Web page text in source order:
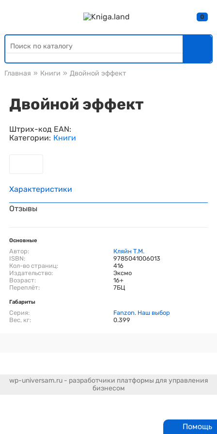
0
Главная » Книги » Двойной эффект
Двойной эффект
Штрих-код EAN:
Категории: Книги
Характеристики
Отзывы
Основные
Автор:
Кляйн Т.М.
ISBN:
9785041006013
Кол-во страниц:
416
Издательство:
Эксмо
Возраст:
16+
Переплёт:
7БЦ
Габариты
Серия:
Fanzon. Наш выбор
Вес, кг:
0.399
Помощь
wp-universam.ru - разработчики платформы для управления
бизнесом